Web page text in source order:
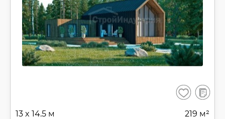
Сохранить
В
13 x 14.5 м 219 м²